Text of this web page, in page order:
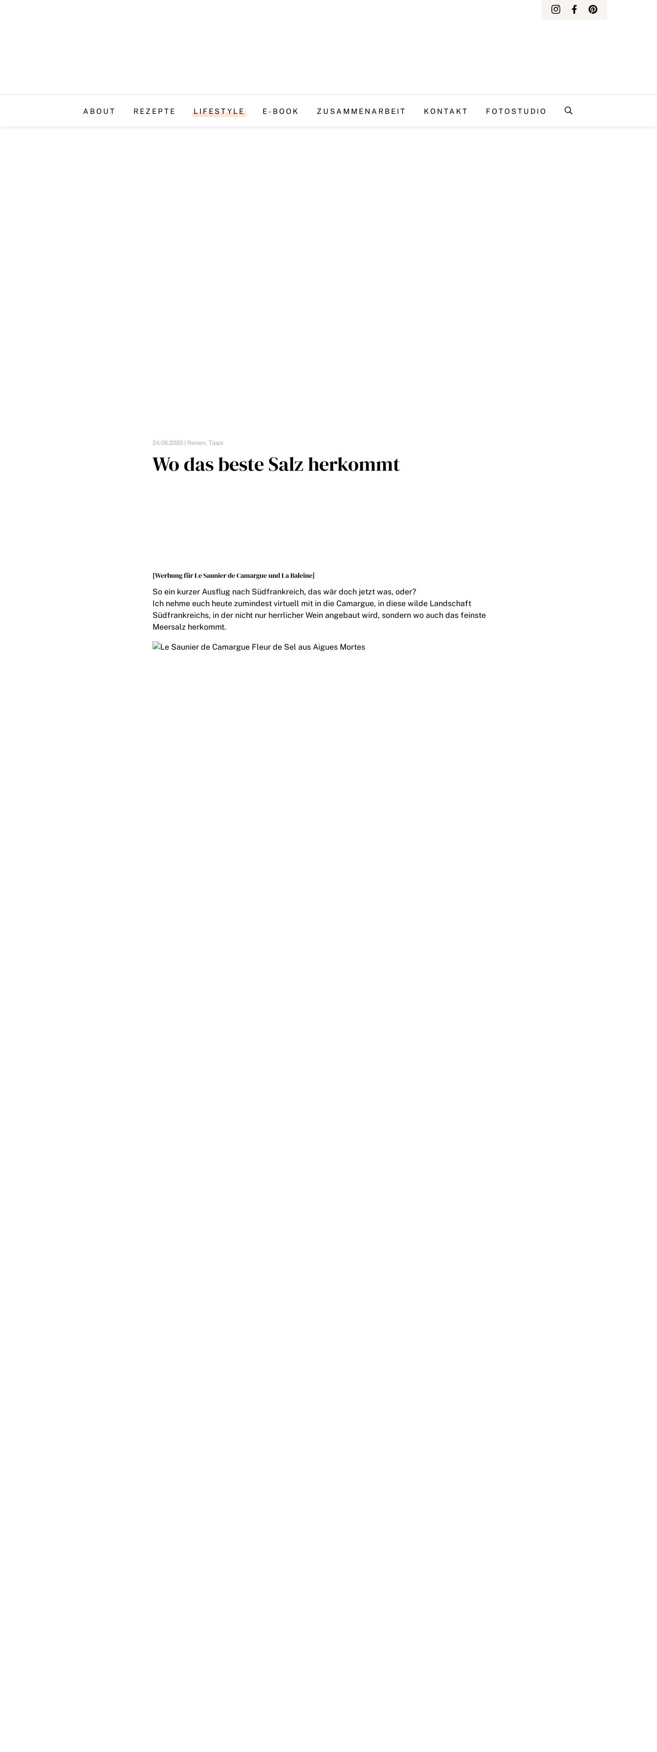
ABOUT REZEPTE LIFESTYLE E-BOOK ZUSAMMENARBEIT KONTAKT FOTOSTUDIO
24.06.2020 | Reisen, Tipps
Wo das beste Salz herkommt
[Werbung für Le Saunier de Camargue und La Baleine]
So ein kurzer Ausflug nach Südfrankreich, das wär doch jetzt was, oder?
Ich nehme euch heute zumindest virtuell mit in die Camargue, in diese wilde Landschaft
Südfrankreichs, in der nicht nur herrlicher Wein angebaut wird, sondern wo auch das feinste
Meersalz herkommt.